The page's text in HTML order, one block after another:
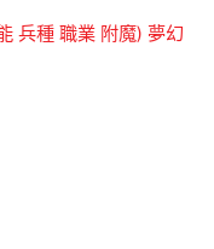
兵種 職業 附魔) 夢幻